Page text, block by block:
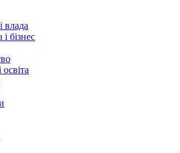
влада
бізнес
освіта